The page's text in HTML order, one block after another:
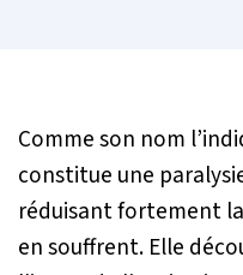
Comme son nom
constitue une
réduisant fortement
en souffrent. Elle